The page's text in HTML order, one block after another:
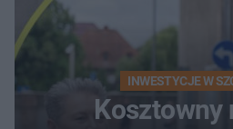
INWESTYCJE W
Kosztowny